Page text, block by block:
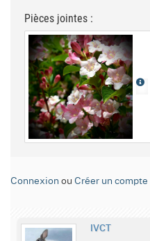
Pièces jointes :
Connexion ou Créer un compte
IVCT